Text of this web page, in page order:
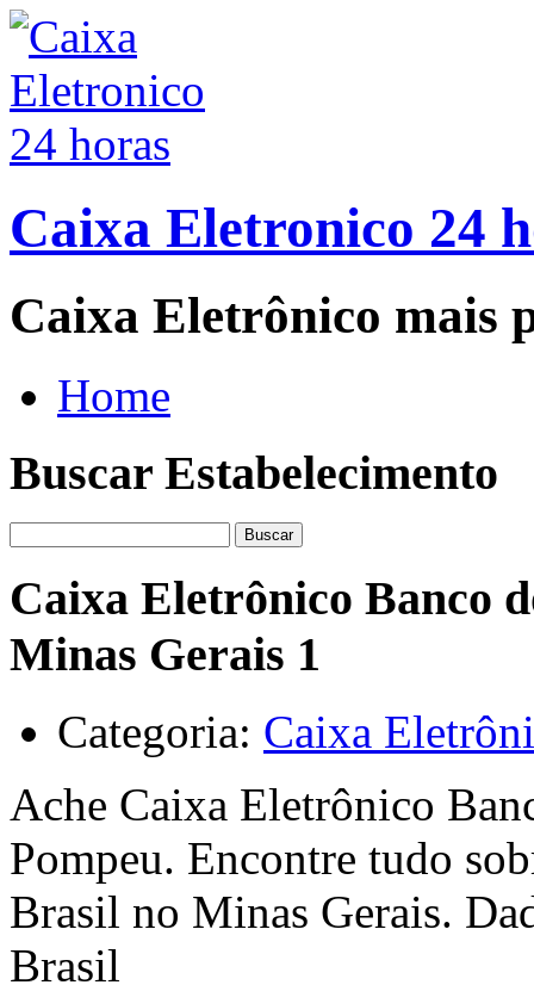
Caixa Eletronico 24
Caixa Eletrônico mais
Home
Buscar Estabelecimento
Buscar
Caixa Eletrônico Banco
Minas Gerais 1
Categoria: Caixa
Ache Caixa Eletrônico
Pompeu. Encontre tudo
Brasil no Minas Gerais.
Brasil